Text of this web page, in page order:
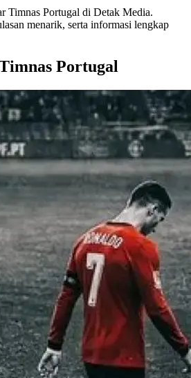
Timnas Portugal di Detak Media.
menarik, serta informasi lengkap
Portugal